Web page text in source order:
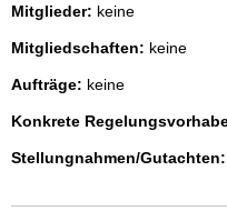
Mitglieder: keine
Mitgliedschaften: keine
Aufträge: keine
Konkrete
Stellungnahmen/Gutachten: